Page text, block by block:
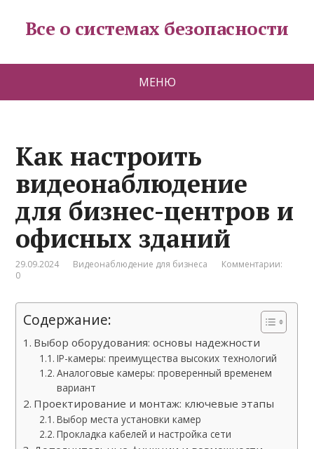
Все о системах безопасности
МЕНЮ
Как настроить
видеонаблюдение
для бизнес-центров и
офисных зданий
29.09.2024 Видеонаблюдение для бизнеса
Комментарии:
0
Содержание:
Выбор оборудования: основы надежности
IP-камеры: преимущества высоких технологий
Аналоговые камеры: проверенный временем
вариант
Проектирование и монтаж: ключевые этапы
Выбор места установки камер
Прокладка кабелей и настройка сети